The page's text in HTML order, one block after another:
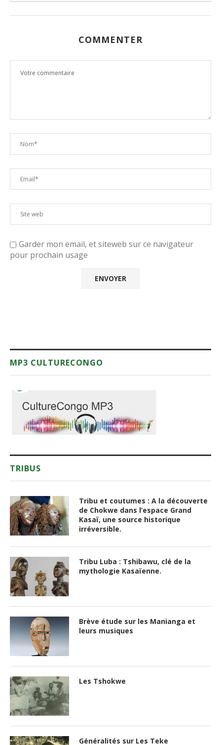
COMMENTER
Garder mon email, et siteweb sur ce navigateur
pour prochain usage
MP3 CULTURECONGO
TRIBUS
Tribu et coutumes : A la découverte
de Chokwe dans l’espace Grand
Kasaï, une source historique
irréversible.
Tribu Luba : Tshibawu, clé de la
mythologie Kasaïenne.
Brève étude sur les Manianga et
leurs musiques
Les Tshokwe
Généralités sur Les Teke